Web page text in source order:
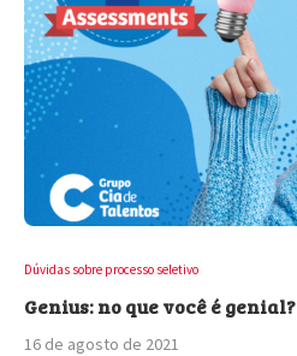
Dúvidas sobre processo seletivo
Genius: no que você é genial?
16 de agosto de 2021